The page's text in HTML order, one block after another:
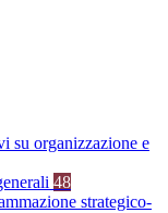
su organizzazione e
48
strategico-